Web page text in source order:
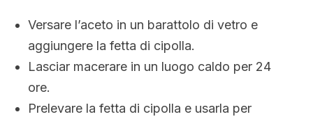
Versare l’aceto in un barattolo di vetro e
aggiungere la fetta di cipolla.
Lasciar macerare in un luogo caldo per 24
ore.
Prelevare la fetta di cipolla e usarla per